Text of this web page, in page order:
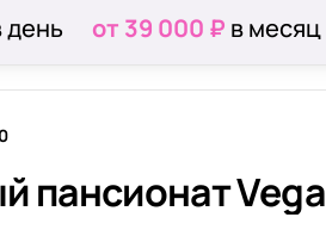
день от 39 000 ₽ в месяц
пансионат Vega